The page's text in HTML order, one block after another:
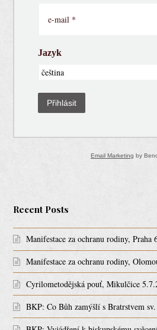
Jazyk
Přihlásit
Email Marketing by
Recent Posts
Manifestace za ochranu rodiny, Praha
Manifestace za ochranu rodiny,
Cyrilometodějská pouť, Mikulčice
BKP: Co Bůh zamýšlí s Bratrstvem